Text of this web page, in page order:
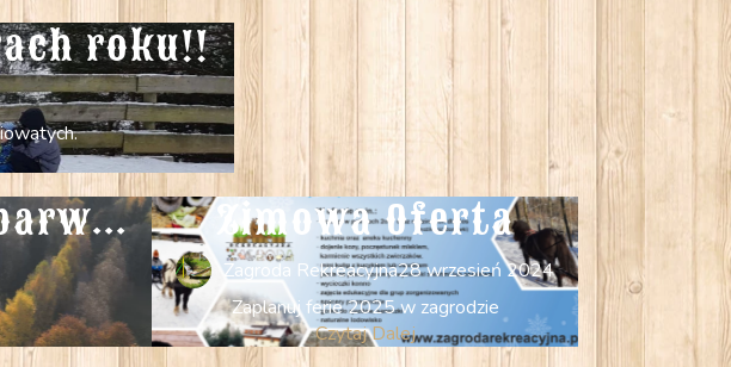
roku!!
Zimowa Oferta
Zagroda Rekreacyjna28 wrzesień 2024
Zaplanuj ferie 2025 w zagrodzie
Czytaj Dalej